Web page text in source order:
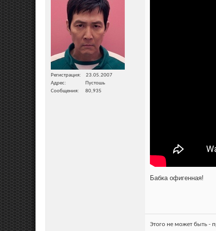
Регистрация
23.05.2007
Адрес
Пустошь
Сообщения
80,935
Бабка офигенная!
Этого не может быть -